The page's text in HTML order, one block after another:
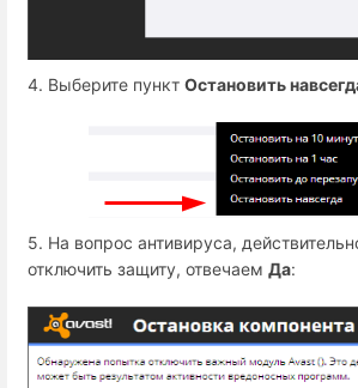
4. Выберите пункт Остановить
5. На вопрос антивируса,
отключить защиту, отвечаем Да: